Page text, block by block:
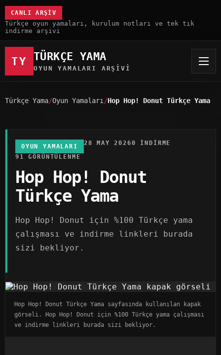
CANLI ARŞIV
Türkçe oyun yamaları, kurulum notları ve tek tık
indirme arşivi
TY TÜRKÇE YAMA
OYUN YAMALARI ARŞIVI
Türkçe Yama Oyun Yamaları Hop Hop! Donut Türkçe Yama
OYUN YAMALARI 28 MAY 20260 INDIRME
91 GÖRÜNTÜLENME
Hop Hop! Donut
Türkçe Yama
Hop Hop! Donut için %100 Türkçe yama
çalışması ve indirme linkleri burada
sizi bekliyor.
Hop Hop! Donut Türkçe Yama sayfasında kullanılan kapak
görseli. Hop Hop! Donut için %100 Türkçe yama çalışması
ve indirme linkleri burada sizi bekliyor.